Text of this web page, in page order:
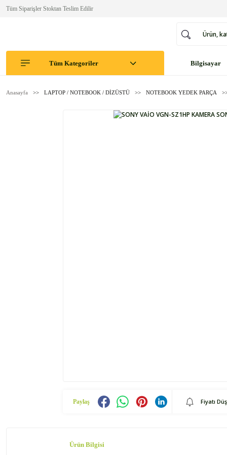
Tüm Siparişler Stoktan Teslim Edilir
Tüm Kategoriler Bilgisayar
Anasayfa LAPTOP / NOTEBOOK / DİZÜSTÜ NOTEBOOK YEDEK PARÇA
Paylaş Fiyatı
Ürün Bilgisi